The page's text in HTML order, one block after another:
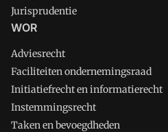
Jurisprudentie
WOR
Adviesrecht
Faciliteiten ondernemingsraad
Initiatiefrecht en informatierecht
Instemmingsrecht
Taken en bevoegdheden